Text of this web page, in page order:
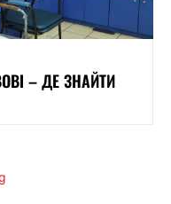
– ДЕ ЗНАЙТИ